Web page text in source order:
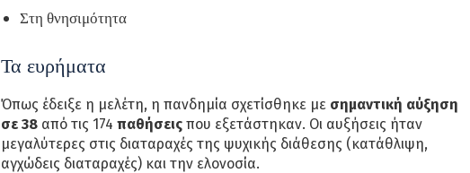
Στη θνησιμότητα
Τα ευρήματα
Όπως έδειξε η μελέτη, η πανδημία σχετίσθηκε με σημαντική αύξηση
σε 38 από τις 174 παθήσεις που εξετάστηκαν. Οι αυξήσεις ήταν
μεγαλύτερες στις διαταραχές της ψυχικής διάθεσης (κατάθλιψη,
αγχώδεις διαταραχές) και την ελονοσία.